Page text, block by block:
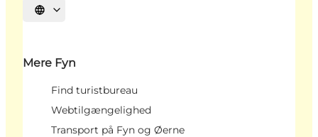
Vælg sprog
Mere Fyn
Find turistbureau
Webtilgængelighed
Transport på Fyn og Øerne